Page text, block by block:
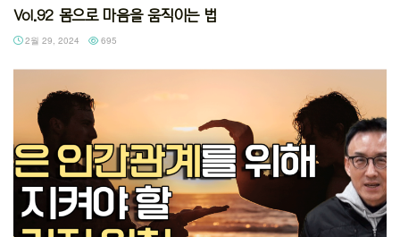
Vol.92 몸으로 마음을 움직이는 법
2월 29, 2024 695